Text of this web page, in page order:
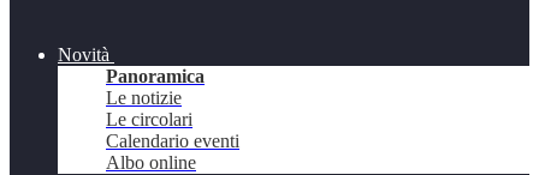
Novità
Panoramica
Le notizie
Le circolari
Calendario eventi
Albo online